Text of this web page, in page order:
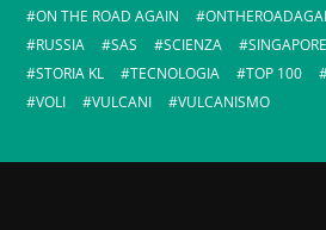
ON THE ROAD AGAIN
RUSSIA
SAS SCIENZA SINGAPORE
STORIA KL
TECNOLOGIA TOP 100
VOLI
VULCANI VULCANISMO